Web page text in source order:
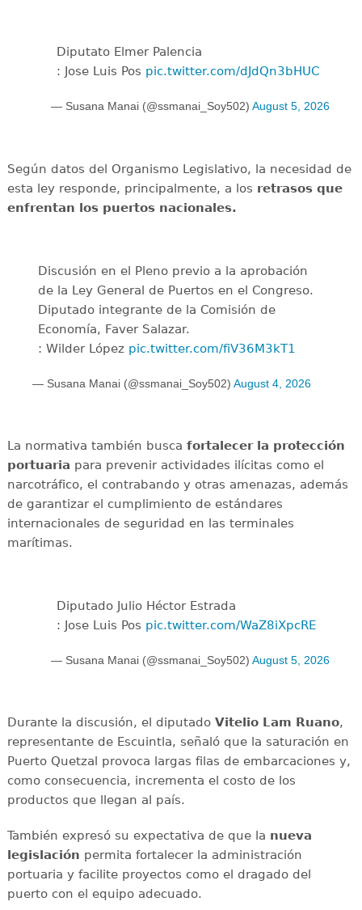
Diputato Elmer Palencia
: Jose Luis Pos pic.twitter.com/dJdQn3bHUC
— Susana Manai (@ssmanai_Soy502) August 5, 2026
Según datos del Organismo Legislativo, la necesidad de
esta ley responde, principalmente, a los retrasos que
enfrentan los puertos nacionales.
Discusión en el Pleno previo a la aprobación
de la Ley General de Puertos en el Congreso.
Diputado integrante de la Comisión de
Economía, Faver Salazar.
: Wilder López pic.twitter.com/fiV36M3kT1
— Susana Manai (@ssmanai_Soy502) August 4, 2026
La normativa también busca fortalecer la protección
portuaria para prevenir actividades ilícitas como el
narcotráfico, el contrabando y otras amenazas, además
de garantizar el cumplimiento de estándares
internacionales de seguridad en las terminales
marítimas.
Diputado Julio Héctor Estrada
: Jose Luis Pos pic.twitter.com/WaZ8iXpcRE
— Susana Manai (@ssmanai_Soy502) August 5, 2026
Durante la discusión, el diputado Vitelio Lam Ruano,
representante de Escuintla, señaló que la saturación en
Puerto Quetzal provoca largas filas de embarcaciones y,
como consecuencia, incrementa el costo de los
productos que llegan al país.
También expresó su expectativa de que la nueva
legislación permita fortalecer la administración
portuaria y facilite proyectos como el dragado del
puerto con el equipo adecuado.